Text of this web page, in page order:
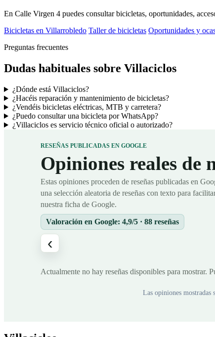
En Calle Virgen 4 puedes consultar bicicletas, oportunidades,
Bicicletas en Villarrobledo Taller de bicicletas Oportunidades y
Preguntas frecuentes
Dudas habituales sobre Villaciclos
¿Dónde está Villaciclos?
¿Hacéis reparación y mantenimiento de bicicletas?
¿Vendéis bicicletas eléctricas, MTB y carretera?
¿Puedo consultar una bicicleta por WhatsApp?
¿Villaciclos es servicio técnico oficial o autorizado?
RESEÑAS PUBLICADAS EN GOOGLE
Opiniones reales de
Estas opiniones proceden de reseñas publicadas en
una selección aleatoria de reseñas con texto para
nuestra ficha de Google.
Valoración en Google: 4,9/5 · 88 reseñas
‹
Actualmente no hay reseñas disponibles para mostrar.
Las opiniones mostradas